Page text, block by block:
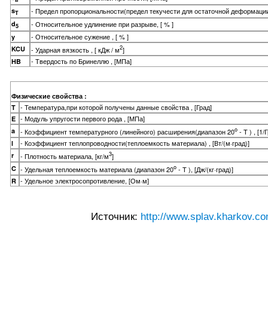
sT - Предел пропорциональности(предел текучести для остаточной
d5 - Относительное удлинение при разрыве, [ % ]
y - Относительное сужение , [ % ]
KCU - Ударная вязкость , [ кДж / м2]
HB - Твердость по Бринеллю , [МПа]
Физические свойства :
T - Температура,при которой получены данные свойства , [Град]
E - Модуль упругости первого рода , [МПа]
a - Коэффициент температурного (линейного) расширения(диапазон 20o - T ) , [1/
l - Коэффициент теплопроводности(теплоемкость материала) , [Вт/(м·град)]
r - Плотность материала, [кг/м3]
C - Удельная теплоемкость материала (диапазон 20o - T ), [Дж/(кг·град)]
R - Удельное электросопротивление, [Ом·м]
Источник: http://